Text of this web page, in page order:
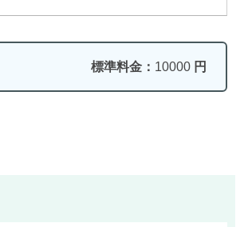
標準料金： 10000 円